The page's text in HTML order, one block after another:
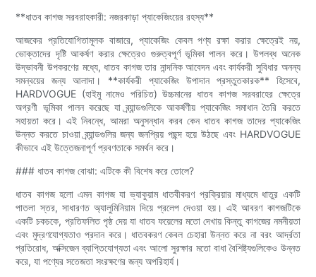
**ধাতব কাগজ সরবরাহকারী: নজরকাড়া প্যাকেজিংয়ের রহস্য**
আজকের প্রতিযোগিতামূলক বাজারে, প্যাকেজিং কেবল পণ্য রক্ষা করার ক্ষেত্রেই নয়,
ভোক্তাদের দৃষ্টি আকর্ষণ করার ক্ষেত্রেও গুরুত্বপূর্ণ ভূমিকা পালন করে। উপলব্ধ অনেক
উদ্ভাবনী উপকরণের মধ্যে, ধাতব কাগজ তার নান্দনিক আবেদন এবং কার্যকরী সুবিধার অনন্য
সমন্বয়ের জন্য আলাদা। **কার্যকরী প্যাকেজিং উপাদান প্রস্তুতকারক** হিসেবে,
HARDVOGUE (হাইমু নামেও পরিচিত) উচ্চমানের ধাতব কাগজ সরবরাহের ক্ষেত্রে
অগ্রণী ভূমিকা পালন করেছে যা ব্র্যান্ডগুলিকে আকর্ষণীয় প্যাকেজিং সমাধান তৈরি করতে
সহায়তা করে। এই নিবন্ধে, আমরা অনুসন্ধান করব কেন ধাতব কাগজ তাদের প্যাকেজিং
উন্নত করতে চাওয়া ব্র্যান্ডগুলির জন্য জনপ্রিয় পছন্দ হয়ে উঠছে এবং HARDVOGUE
কীভাবে এই উত্তেজনাপূর্ণ প্রবণতাকে সমর্থন করে।
### ধাতব কাগজ বোঝা: এটিকে কী বিশেষ করে তোলে?
ধাতব কাগজ হলো এমন কাগজ যা ভ্যাকুয়াম ধাতবীকরণ প্রক্রিয়ার মাধ্যমে ধাতুর একটি
পাতলা স্তর, সাধারণত অ্যালুমিনিয়াম দিয়ে প্রলেপ দেওয়া হয়। এই আবরণ কাগজটিকে
একটি চকচকে, প্রতিফলিত পৃষ্ঠ দেয় যা ধাতব ফয়েলের মতো দেখায় কিন্তু কাগজের নমনীয়তা
এবং মুদ্রণযোগ্যতাও প্রদান করে। ধাতবকরণ কেবল চেহারা উন্নত করে না বরং আর্দ্রতা
প্রতিরোধ, অক্সিজেন ব্যাপ্তিযোগ্যতা এবং আলো সুরক্ষার মতো বাধা বৈশিষ্ট্যগুলিকেও উন্নত
করে, যা পণ্যের সতেজতা সংরক্ষণের জন্য অপরিহার্য।